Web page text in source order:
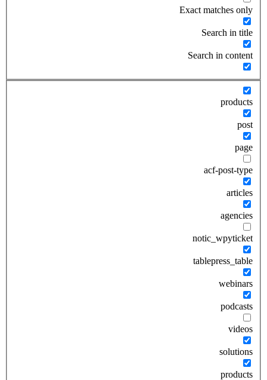
Exact matches only
Search in title
Search in content
products
post
page
acf-post-type
articles
agencies
notic_wpyticket
tablepress_table
webinars
podcasts
videos
solutions
products